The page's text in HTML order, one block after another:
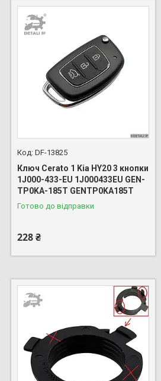
DF-13825
Ключ Cerato 1 Kia HY20 3 кнопки
1J000-433-EU 1J000433EU GEN-
TP0KA-185T GENTP0KA185T
Готово до відправки
228 ₴